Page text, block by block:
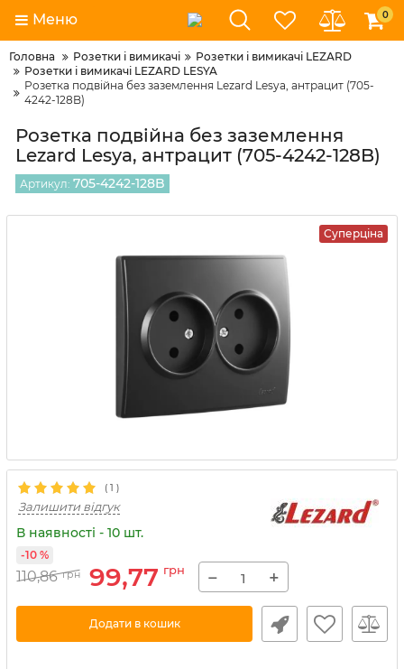
Меню 0
Головна Розетки і вимикачі
Розетки і вимикачі LEZARD
Розетки і вимикачі LEZARD LESYA
Розетка подвійна без заземлення Lezard Lesya, антрацит (705-
4242-128B)
Розетка подвійна без заземлення
Lezard Lesya, антрацит (705-4242-128B)
Артикул: 705-4242-128B
Суперціна
( 1 )
Залишити відгук
В наявності - 10 шт.
110,86 грн 99,77 грн
-10 %
− +
Додати в кошик